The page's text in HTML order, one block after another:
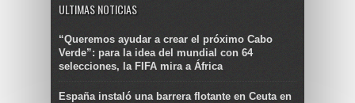
ULTIMAS NOTICIAS
“Queremos ayudar a crear el próximo Cabo
Verde”: para la idea del mundial con 64
selecciones, la FIFA mira a África
España instaló una barrera flotante en Ceuta en